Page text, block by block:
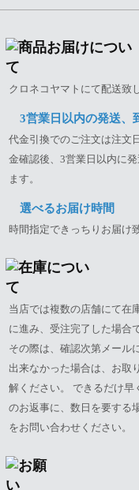
クロネコヤマトにて配送致
3営業日以内の発送、
代金引換でのご注文は注文
金確認後、3営業日以内に
ます。
選べるお届け時間
時間指定できっちりお届け
当店では複数の店舗にて在
に進み、受注完了した場合
その際は、確認次第メール
出来なかった場合は、お取
解ください。 できるだけ
のお返事に、数日を要する
をお問い合わせください。